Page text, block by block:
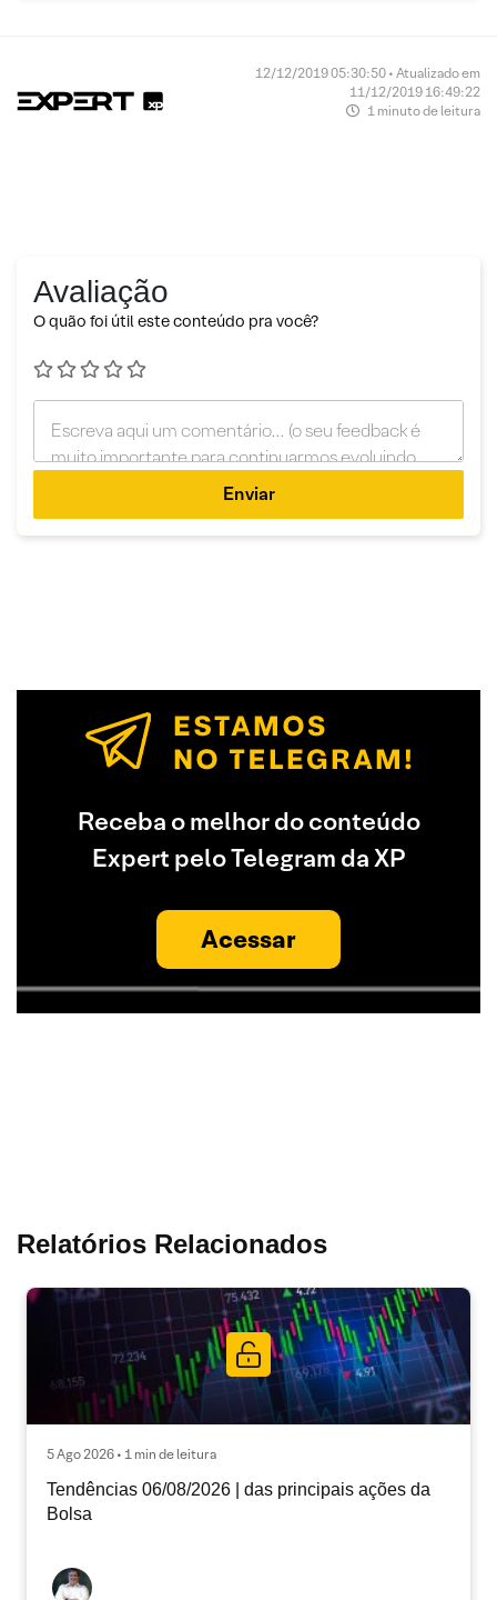
12/12/2019 05:30:50 • Atualizado em
11/12/2019 16:49:22
1 minuto de leitura
Avaliação
O quão foi útil este conteúdo pra você?
Enviar
Receba o melhor do conteúdo
Expert pelo Telegram da XP
Acessar
Relatórios Relacionados
5 Ago 2026 • 1 min de leitura
Tendências 06/08/2026 | das principais ações da
Bolsa